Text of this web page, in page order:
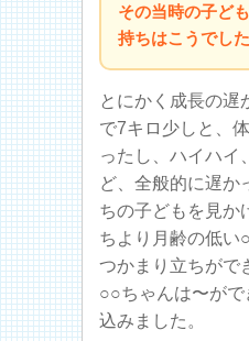
その当時の子ど
持ちはこうでした
とにかく成長の遅
で7キロ少しと、
ったし、ハイハイ
ど、全般的に遅か
ちの子どもを見か
ちより月齢の低い
つかまり立ちがで
○○ちゃんは〜がで
込みました。